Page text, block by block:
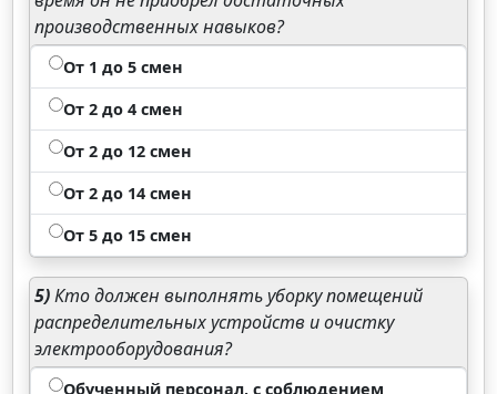
производственных навыков?
От 1 до 5 смен
От 2 до 4 смен
От 2 до 12 смен
От 2 до 14 смен
От 5 до 15 смен
5)Кто должен выполнять уборку помещений
распределительных устройств и очистку
электрооборудования?
Обученный персонал, с соблюдением